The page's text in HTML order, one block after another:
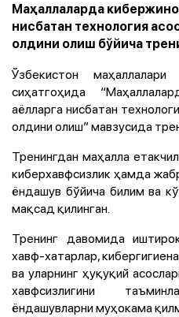
Маҳаллаларда
нисбатан технология
олдини олиш бўйича
Ўзбекистон
сиҳатгоҳида
аёлларга нисбатан
олдини олиш” мавзусида
Тренингдан маҳалла
киберхавфсизлик ҳамда
ёндашув бўйича билим ва
мақсад қилинган.
Тренинг давомида
хавф-хатарлар,
ва уларнинг ҳуқуқий
хавфсизлигини
ёндашувларни муҳокама